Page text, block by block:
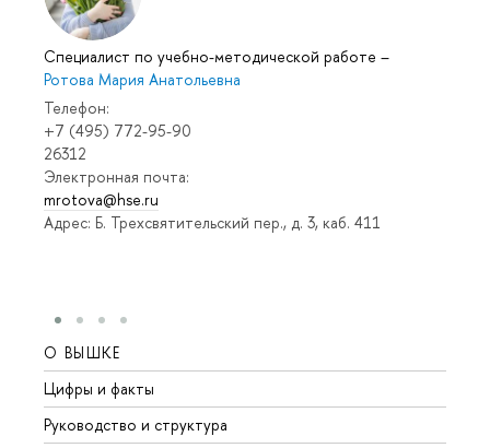
Специалист по учебно-методической работе –
Ротова Мария Анатольевна
Телефон:
+7 (495) 772-95-90
26312
Электронная почта:
mrotova@hse.ru
Адрес: Б. Трехсвятительский пер., д. 3, каб. 411
О ВЫШКЕ
Цифры и факты
Руководство и структура